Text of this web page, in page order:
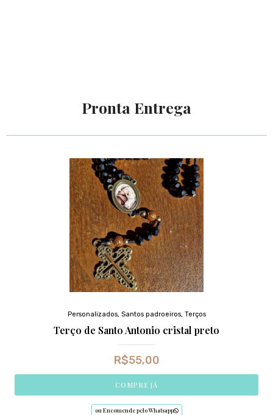
Pronta Entrega
Personalizados, Santos padroeiros, Terços
Terço de Santo Antonio cristal preto
R$55,00
COMPRE JÁ
ou Encomende pelo Whatsapp